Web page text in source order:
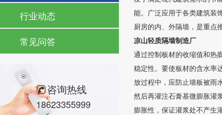
行业动态
常见问答
咨询热线
18623355999
能。广泛应用于各类建筑装
厨房的内、外隔墙，是重点
凉山轻质隔墙制造厂
通过控制板材的收缩值和热
稳定性。要使板材的含水率
放过程中，应防止墙板被雨
然后再灌注石膏基微膨胀灌
膨胀性，保证灌浆处不产生